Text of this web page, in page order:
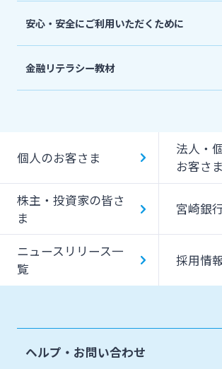
安心・安全にご利用いただくために
金融リテラシー教材
個人のお客さま
法人・
お客さま
株主・投資家の皆さ
ま
宮崎銀
ニュースリリース一
覧
採用情
ヘルプ・お問い合わせ